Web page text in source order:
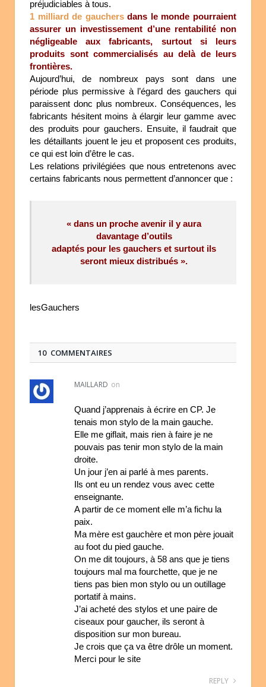
préjudiciables à tous.
1 milliard de gauchersdans le monde pourraient
assurer un investissement d’une rentabilité non
négligeable aux fabricants, surtout si leurs
produits sont commercialisés au delà de leurs
frontières.
Aujourd’hui, de nombreux pays sont dans une
période plus permissive à l’égard des gauchers qui
paraissent donc plus nombreux. Conséquences, les
fabricants hésitent moins à élargir leur gamme avec
des produits pour gauchers. Ensuite, il faudrait que
les détaillants jouent le jeu et proposent ces produits,
ce qui est loin d’être le cas.
Les relations privilégiées que nous entretenons avec
certains fabricants nous permettent d’annoncer que :
« dans un proche avenir il y aura
davantage d’outils
adaptés pour les gauchers et surtout ils
seront mieux distribués ».
lesGauchers
10 COMMENTAIRES
MAILLARD on
Quand j’apprenais à écrire en CP. Je
tenais mon stylo de la main gauche.
Elle me giflait, mais rien à faire je ne
pouvais pas tenir mon stylo de la main
droite.
Un jour j’en ai parlé à mes parents.
Ils ont eu un rendez vous avec cette
enseignante.
A partir de ce moment elle m’a fichu la
paix.
Ma mère est gauchère et mon père jouait
au foot du pied gauche.
On me dit toujours, à 58 ans que je tiens
toujours mal ma fourchette, que je ne
tiens pas bien mon stylo ou un outillage
portatif à mains.
J’ai acheté des stylos et une paire de
ciseaux pour gaucher, ils seront à
disposition sur mon bureau.
Je crois que ça va être drôle un moment.
Merci pour le site
REPLY